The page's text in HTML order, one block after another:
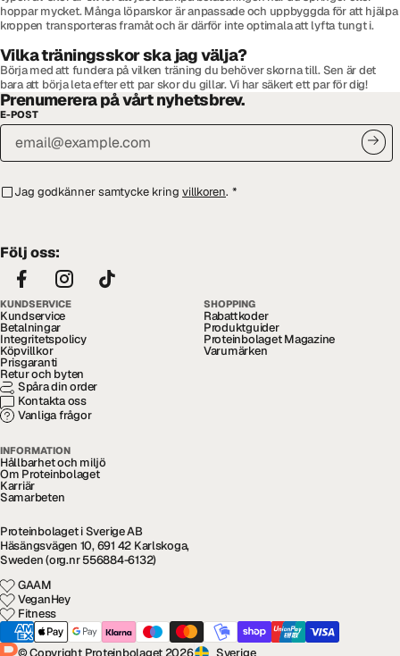
hoppar mycket. Många löparskor är anpassade och uppbyggda för att hjälpa
kroppen transporteras framåt och är därför inte optimala att lyfta tungt i.
Vilka träningsskor ska jag välja?
Börja med att fundera på vilken träning du behöver skorna till. Sen är det
bara att börja leta efter ett par skor du gillar. Vi har säkert ett par för dig!
Prenumerera på vårt nyhetsbrev.
E-POST
Jag godkänner samtycke kring villkoren. *
Följ oss:
KUNDSERVICE
Kundservice
Betalningar
Integritetspolicy
Köpvillkor
Prisgaranti
Retur och byten
Spåra din order
Kontakta oss
Vanliga frågor
SHOPPING
Rabattkoder
Produktguider
Proteinbolaget Magazine
Varumärken
INFORMATION
Hållbarhet och miljö
Om Proteinbolaget
Karriär
Samarbeten
Proteinbolaget i Sverige AB
Häsängsvägen 10, 691 42 Karlskoga,
Sweden (org.nr 556884-6132)
GAAM
VeganHey
Fitness
© Copyright Proteinbolaget 2026